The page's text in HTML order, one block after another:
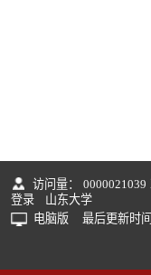
访问量： 0000021039
登录
山东大学
电脑版
最后更新时间